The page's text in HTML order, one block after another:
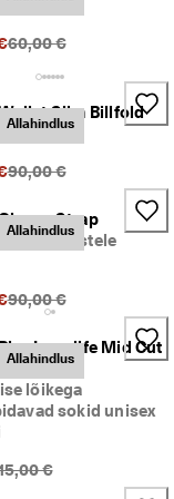
Eelnev hind {{price}}:
60,00 €
Allahindlus
Slim Billfold
Eelnev hind {{price}}:
90,00 €
Allahindlus
Strap
meestele
Eelnev hind {{price}}:
90,00 €
Allahindlus
Longlife Mid Cut
lõikega
sokid unisex
hind {{price}}:
€